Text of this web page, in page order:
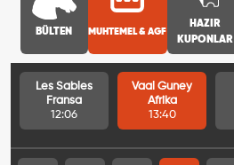
BÜLTEN MUHTEMEL & AGF
HAZIR
KUPONLAR
Les Sables
Fransa
12:06
Vaal Guney
Afrika
13:40